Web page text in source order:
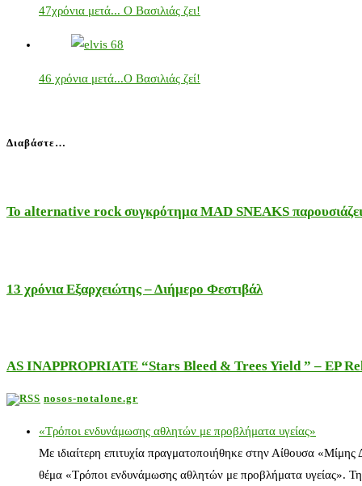
47χρόνια μετά... Ο Βασιλιάς ζει!
46 χρόνια μετά...Ο Βασιλιάς ζεί!
Διαβάστε…
Το alternative rock συγκρότημα MAD SNEAKS
13 χρόνια Εξαρχειώτης – Διήμερο Φεστιβάλ
AS INAPPROPRIATE “Stars Bleed & Trees Yield ” – EP
nosos-notalone.gr
«Τρόποι ενδυνάμωσης αθλητών με προβλήματα υγείας»
Με ιδιαίτερη επιτυχία πραγματοποιήθηκε στην Αίθουσα
θέμα «Τρόποι ενδυνάμωσης αθλητών με προβλήματα υγείας».